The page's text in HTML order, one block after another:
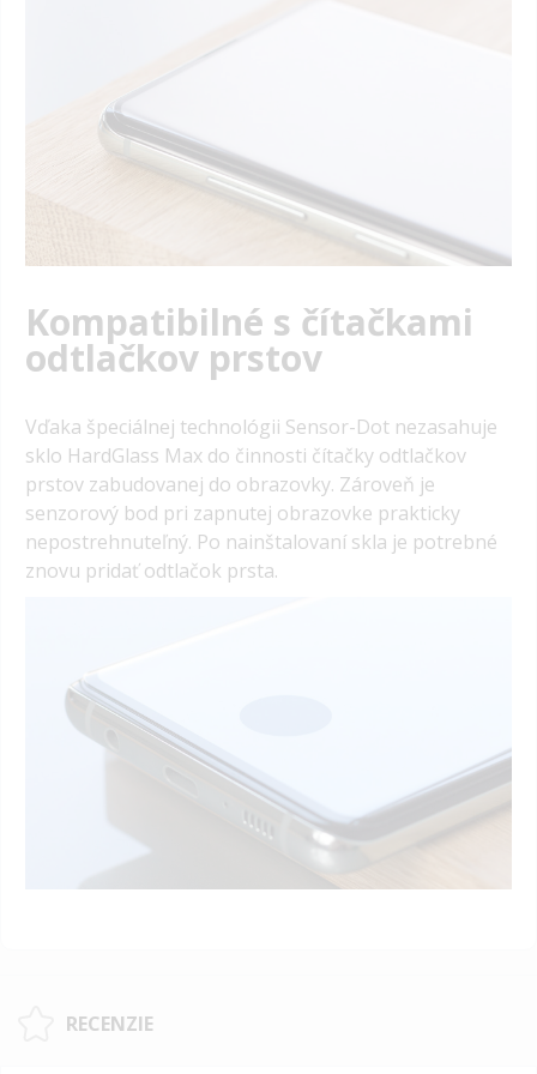
Kompatibilné s čítačkami
odtlačkov prstov
Vďaka špeciálnej technológii Sensor-Dot nezasahuje
sklo HardGlass Max do činnosti čítačky odtlačkov
prstov zabudovanej do obrazovky. Zároveň je
senzorový bod pri zapnutej obrazovke prakticky
nepostrehnuteľný. Po nainštalovaní skla je potrebné
znovu pridať odtlačok prsta.
RECENZIE